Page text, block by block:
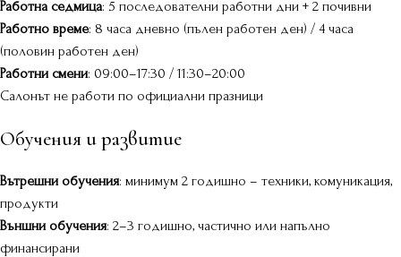
Работна седмица: 5 последователни работни дни + 2 почивни
Работно време: 8 часа дневно (пълен работен ден) / 4 часа
(половин работен ден)
Работни смени: 09:00–17:30 / 11:30–20:00
Салонът не работи по официални празници
Обучения и развитие
Вътрешни обучения: минимум 2 годишно – техники, комуникация,
продукти
Външни обучения: 2–3 годишно, частично или напълно
финансирани